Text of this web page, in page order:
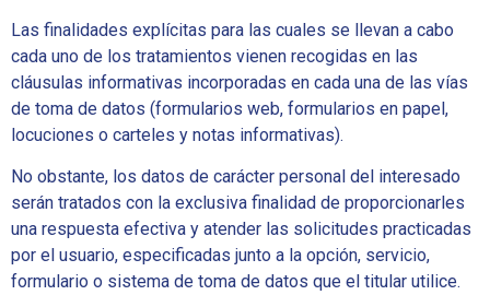
Las finalidades explícitas para las cuales se llevan a cabo
cada uno de los tratamientos vienen recogidas en las
cláusulas informativas incorporadas en cada una de las vías
de toma de datos (formularios web, formularios en papel,
locuciones o carteles y notas informativas).
No obstante, los datos de carácter personal del interesado
serán tratados con la exclusiva finalidad de proporcionarles
una respuesta efectiva y atender las solicitudes practicadas
por el usuario, especificadas junto a la opción, servicio,
formulario o sistema de toma de datos que el titular utilice.